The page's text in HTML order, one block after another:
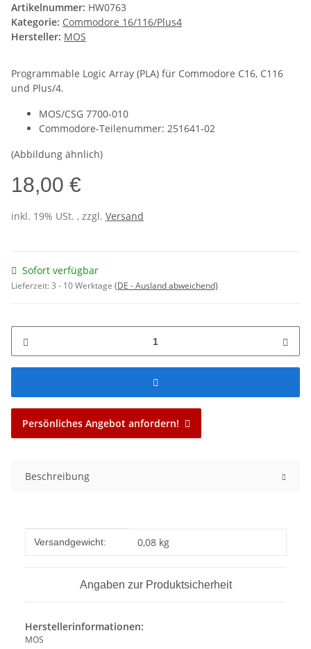
Artikelnummer: HW0763
Kategorie: Commodore 16/116/Plus4
Hersteller: MOS
Programmable Logic Array (PLA) für Commodore C16, C116
und Plus/4.
MOS/CSG 7700-010
Commodore-Teilenummer: 251641-02
(Abbildung ähnlich)
18,00 €
inkl. 19% USt. , zzgl. Versand
Sofort verfügbar
Lieferzeit:3 - 10 Werktage (DE - Ausland abweichend)
Persönliches Angebot anfordern!
Beschreibung
Produkteigenschaft
Wert
Versandgewicht: 0,08 kg
Angaben zur Produktsicherheit
Herstellerinformationen:
MOS